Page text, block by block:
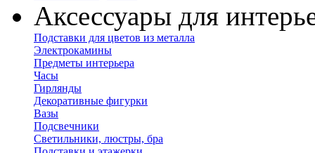
Аксессуары для
Подставки для цветов из металла
Электрокамины
Предметы интерьера
Часы
Гирлянды
Декоративные фигурки
Вазы
Подсвечники
Светильники, люстры, бра